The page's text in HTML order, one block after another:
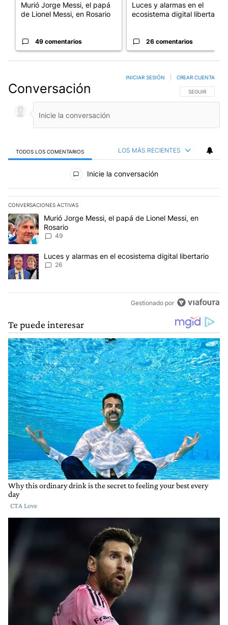
Murió Jorge Messi, el papá
de Lionel Messi, en Rosario
49 comentarios
Luces y alarmas en el
ecosistema digital libertario
26 comentarios
Conversación SIGA ESTA
SEGUIR
INICIAR SESIÓN CREAR CUENTA
TODOS LOS COMENTARIOS LOS MÁS RECIENTES
Todos los comentarios
Inicie la conversación
CONVERSACIONES ACTIVAS
Este listado muestra los artículos con más comentarios en los
Un artículo de tendencia con el título "Murió Jorge Messi, el
Murió Jorge Messi, el papá de Lionel Messi, en
Rosario
49
Un artículo de tendencia con el título "Luces y alarmas en el
Luces y alarmas en el ecosistema digital libertario
26
Gestionado por